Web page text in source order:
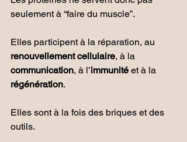
seulement à “faire du muscle”.
Elles participent à la réparation, au
renouvellement cellulaire, à la
communication, à l’immunité et à la
régénération.
Elles sont à la fois des briques et des
outils.